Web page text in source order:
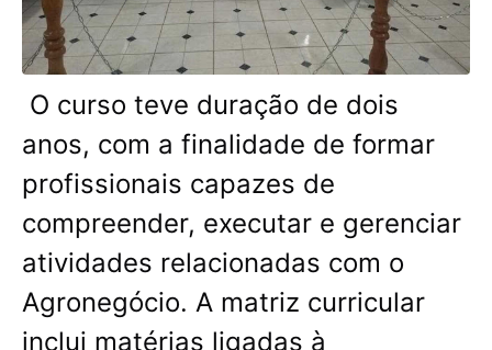
O curso teve duração de dois
anos, com a finalidade de formar
profissionais capazes de
compreender, executar e gerenciar
atividades relacionadas com o
Agronegócio. A matriz curricular
inclui matérias ligadas à